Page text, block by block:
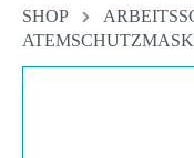
SHOP